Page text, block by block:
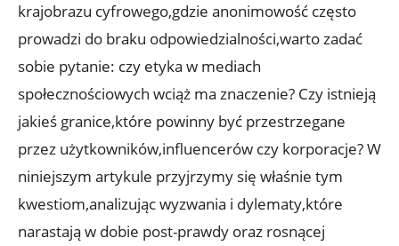
krajobrazu cyfrowego,gdzie anonimowość często
prowadzi do braku odpowiedzialności,warto zadać
sobie pytanie: czy etyka w mediach
społecznościowych wciąż ma znaczenie? Czy istnieją
jakieś granice,które powinny być przestrzegane
przez użytkowników,influencerów czy korporacje? W
niniejszym artykule przyjrzymy się właśnie tym
kwestiom,analizując wyzwania i dylematy,które
narastają w dobie post-prawdy oraz rosnącej